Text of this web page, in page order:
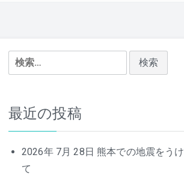
検
索:
最近の投稿
2026年 7月 28日 熊本での地震をうけ
て